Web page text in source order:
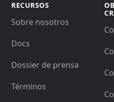
RECURSOS
Sobre nosotros
Docs
Dossier de prensa
Términos